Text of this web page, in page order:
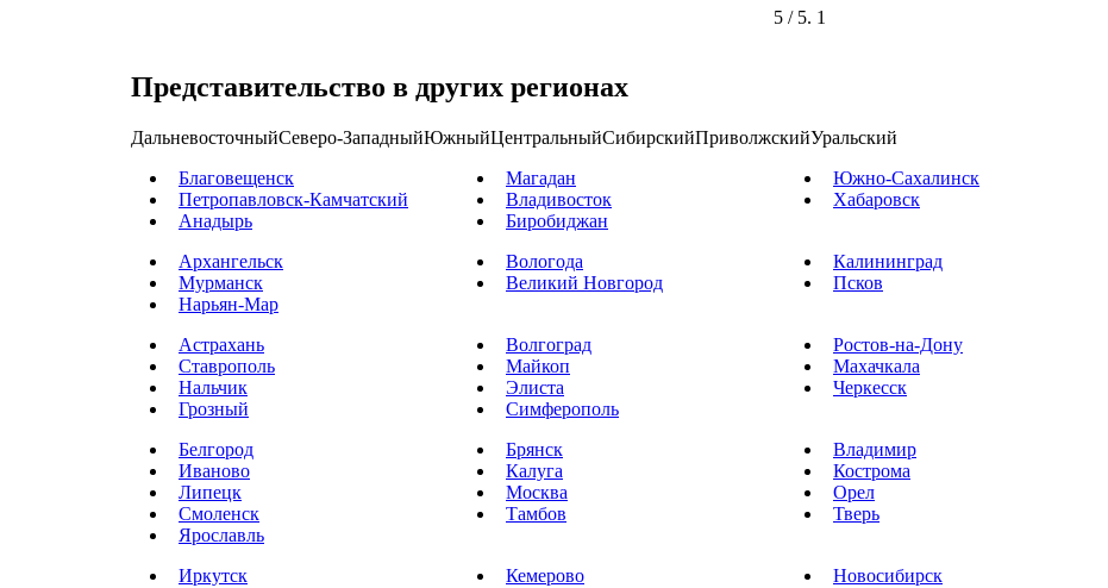
5 / 5. 1
Представительство в других регионах
ДальневосточныйСеверо-ЗападныйЮжныйЦентральныйСибирскийПриволжскийУральский
Благовещенск
Магадан Южно-Сахалинск
Петропавловск-Камчатский
Владивосток Хабаровск
Анадырь
Биробиджан
Архангельск
Вологода Калининград
Мурманск
Великий Новгород Псков
Нарьян-Мар
Астрахань
Волгоград Ростов-на-Дону
Ставрополь
Майкоп Махачкала
Нальчик
Элиста Черкесск
Грозный
Симферополь
Белгород
Брянск Владимир
Иваново
Калуга Кострома
Липецк
Москва Орел
Смоленск
Тамбов Тверь
Ярославль
Иркутск
Кемерово Новосибирск